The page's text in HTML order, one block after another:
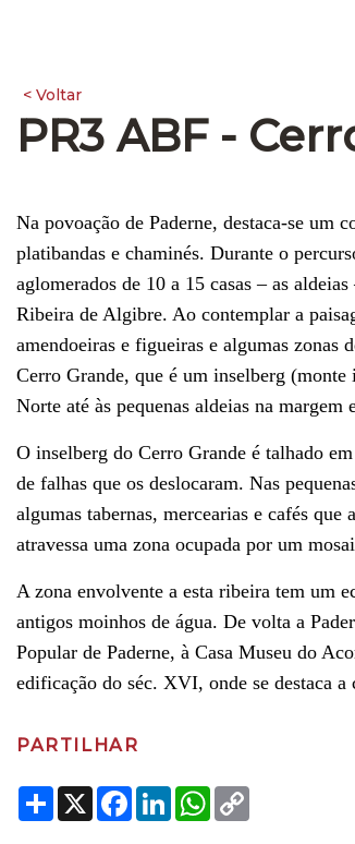
PR3 ABF -
Na povoação de Paderne, destaca-se um
platibandas e chaminés. Durante o
aglomerados de 10 a 15 casas – as
Ribeira de Algibre. Ao contemplar a
amendoeiras e figueiras e algumas zonas
Cerro Grande, que é um inselberg (monte
Norte até às pequenas aldeias na
O inselberg do Cerro Grande é talhado
de falhas que os deslocaram. Nas
algumas tabernas, mercearias e cafés
atravessa uma zona ocupada por um
A zona envolvente a esta ribeira tem um
antigos moinhos de água. De volta a
Popular de Paderne, à Casa Museu do
edificação do séc. XVI, onde se destaca
PARTILHAR
Share
X Facebook
LinkedInWhatsApp